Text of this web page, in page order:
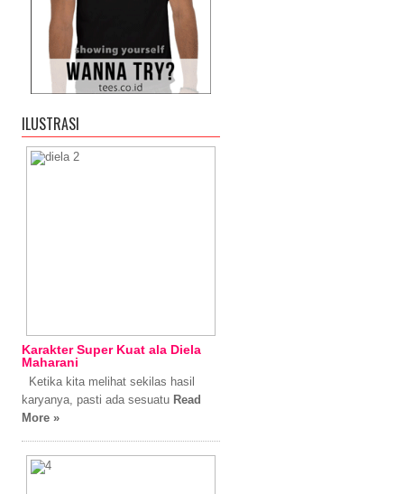
ILUSTRASI
Karakter Super Kuat ala Diela
Maharani
Ketika kita melihat sekilas hasil
karyanya, pasti ada sesuatu Read
More »